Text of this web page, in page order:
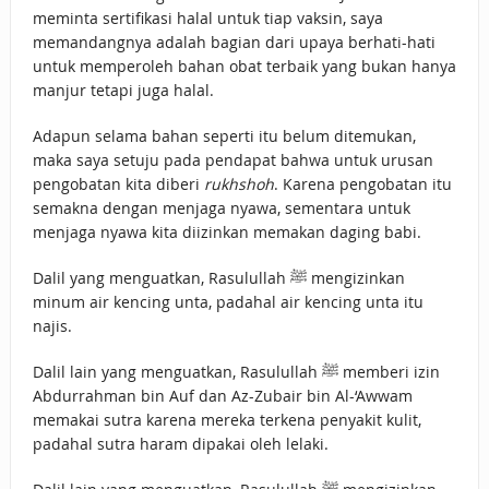
meminta sertifikasi halal untuk tiap vaksin, saya
memandangnya adalah bagian dari upaya berhati-hati
untuk memperoleh bahan obat terbaik yang bukan hanya
manjur tetapi juga halal.
Adapun selama bahan seperti itu belum ditemukan,
maka saya setuju pada pendapat bahwa untuk urusan
pengobatan kita diberi rukhshoh. Karena pengobatan itu
semakna dengan menjaga nyawa, sementara untuk
menjaga nyawa kita diizinkan memakan daging babi.
Dalil yang menguatkan, Rasulullah ﷺ mengizinkan
minum air kencing unta, padahal air kencing unta itu
najis.
Dalil lain yang menguatkan, Rasulullah ﷺ memberi izin
Abdurrahman bin Auf dan Az-Zubair bin Al-‘Awwam
memakai sutra karena mereka terkena penyakit kulit,
padahal sutra haram dipakai oleh lelaki.